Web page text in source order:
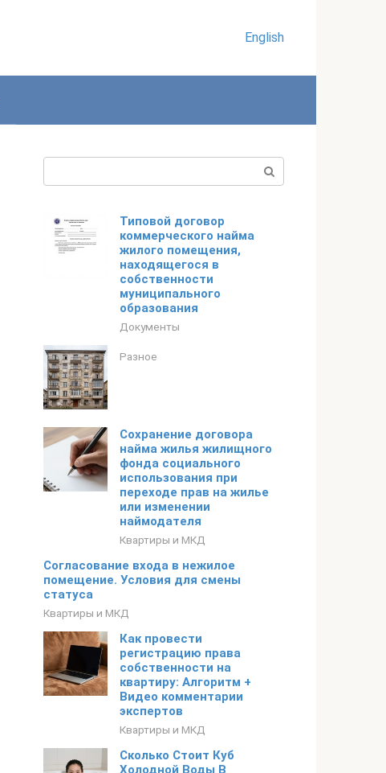
English
Типовой договор
коммерческого найма
жилого помещения,
находящегося в
собственности
муниципального
образования
Документы
Разное
Сохранение договора
найма жилья жилищного
фонда социального
использования при
переходе прав на жилье
или изменении
наймодателя
Квартиры и МКД
Согласование входа в нежилое
помещение. Условия для смены
статуса
Квартиры и МКД
Как провести
регистрацию права
собственности на
квартиру: Алгоритм +
Видео комментарии
экспертов
Квартиры и МКД
Сколько Стоит Куб
Холодной Воды В